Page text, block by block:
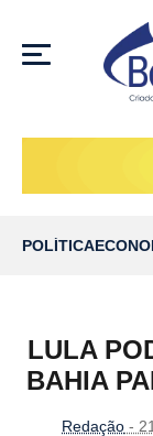
MENU
POLÍTICA
LULA
BAHIA
Redação -